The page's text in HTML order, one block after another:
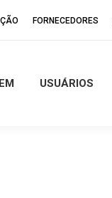
FORNECEDORES
USUÁRIOS